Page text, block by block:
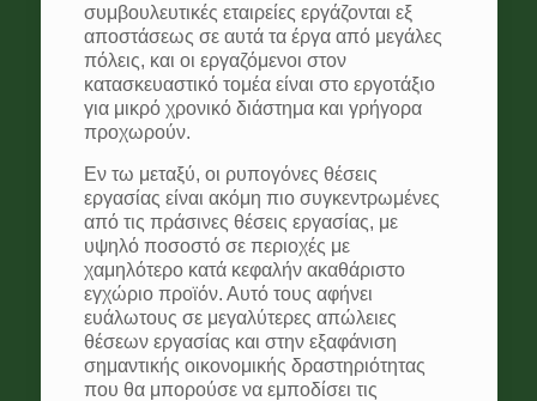
συμβουλευτικές εταιρείες εργάζονται εξ
αποστάσεως σε αυτά τα έργα από μεγάλες
πόλεις, και οι εργαζόμενοι στον
κατασκευαστικό τομέα είναι στο εργοτάξιο
για μικρό χρονικό διάστημα και γρήγορα
προχωρούν.
Εν τω μεταξύ, οι ρυπογόνες θέσεις
εργασίας είναι ακόμη πιο συγκεντρωμένες
από τις πράσινες θέσεις εργασίας, με
υψηλό ποσοστό σε περιοχές με
χαμηλότερο κατά κεφαλήν ακαθάριστο
εγχώριο προϊόν. Αυτό τους αφήνει
ευάλωτους σε μεγαλύτερες απώλειες
θέσεων εργασίας και στην εξαφάνιση
σημαντικής οικονομικής δραστηριότητας
που θα μπορούσε να εμποδίσει τις